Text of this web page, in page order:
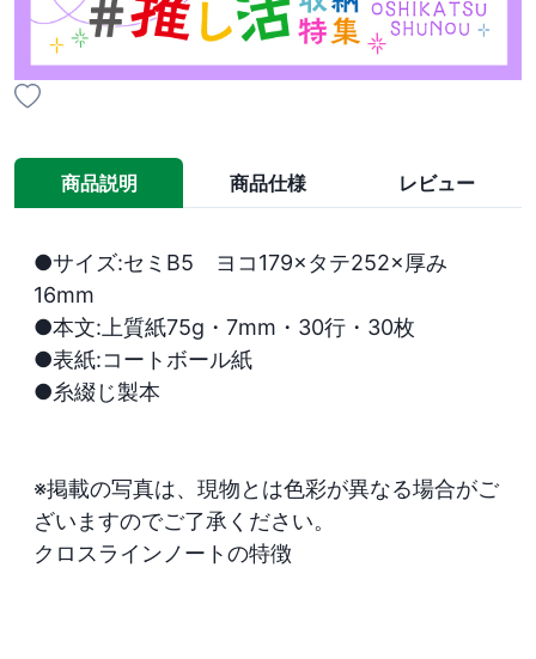
商品説明 商品仕様 レビュー
●サイズ:セミB5　ヨコ179×タテ252×厚み
16mm
●本文:上質紙75g・7mm・30行・30枚
●表紙:コートボール紙
●糸綴じ製本
※掲載の写真は、現物とは色彩が異なる場合がご
ざいますのでご了承ください。
クロスラインノートの特徴